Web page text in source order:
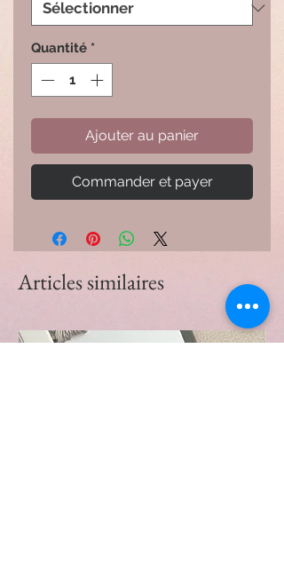
Quantité *
Ajouter au panier
Commander et payer
Articles similaires